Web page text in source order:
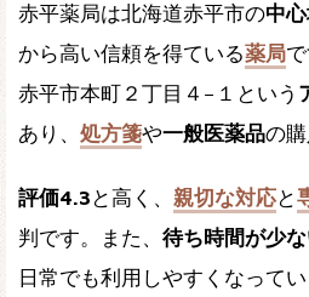
赤平薬局は北海道赤平市の中
から高い信頼を得ている薬局
赤平市本町２丁目４−１という
あり、 処方箋や一般医薬品の購
評価4.3 と高く、 親切な対応と
判です。また、 待ち時間が少
日常でも利用しやすくなって